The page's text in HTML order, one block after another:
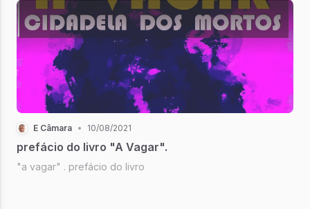
E Câmara • 10/08/2021
prefácio do livro "A Vagar".
"a vagar" . prefácio do livro